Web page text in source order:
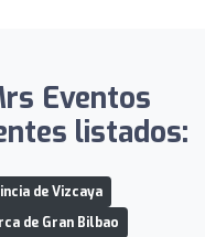
Eventos
listados:
de Vizcaya
de Gran Bilbao